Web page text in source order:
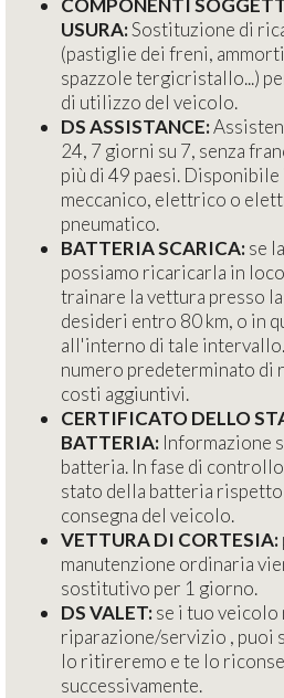
COMPONENTI
USURA:Sostituzione di
(pastiglie dei freni,
spazzole tergicristallo...)
di utilizzo del veicolo.
DS ASSISTANCE:
24, 7 giorni su 7, senza
più di 49 paesi. Disponibile
meccanico, elettrico o
pneumatico.
BATTERIA SCARICA:se
possiamo ricaricarla in
trainare la vettura presso
desideri entro 80 km, o in
all'interno di tale
numero predeterminato di
costi aggiuntivi.
CERTIFICATO DELLO
BATTERIA: Informazione
batteria. In fase di
stato della batteria
consegna del veicolo.
VETTURA DI CORTESIA:
manutenzione ordinaria
sostitutivo per 1 giorno.
DS VALET:se i tuo veicolo
riparazione/servizio , puoi
lo ritireremo e te lo
successivamente.